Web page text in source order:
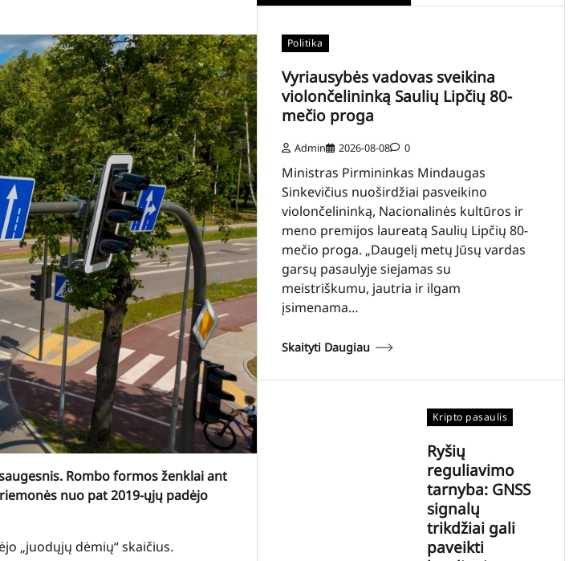
Rombo formos ženklai ant
nuo pat 2019-ųjų padėjo
„juodųjų dėmių“ skaičius.
Politika
Vyriausybės vadovas sveikina
violončelininką Saulių Lipčių 80-
mečio proga
Admin 2026-08-08 0
Ministras Pirmininkas Mindaugas
Sinkevičius nuoširdžiai pasveikino
violončelininką, Nacionalinės kultūros ir
meno premijos laureatą Saulių Lipčių 80-
mečio proga. „Daugelį metų Jūsų vardas
garsų pasaulyje siejamas su
meistriškumu, jautria ir ilgam
įsimenama…
Skaityti Daugiau
Kripto pasaulis
Ryšių
reguliavimo
tarnyba: GNSS
signalų
trikdžiai gali
paveikti